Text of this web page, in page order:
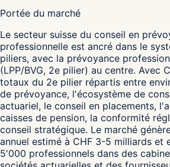
Portée du marché
Le secteur suisse du conseil en
professionnelle est ancré dans le
piliers, avec la prévoyance
(LPP/BVG, 2e pilier) au centre. Avec
totaux du 2e pilier répartis entre
de prévoyance, l'écosystème de
actuariel, le conseil en placements,
caisses de pension, la conformité
conseil stratégique. Le marché
annuel estimé à CHF 3-5 milliards et
5'000 professionnels dans des